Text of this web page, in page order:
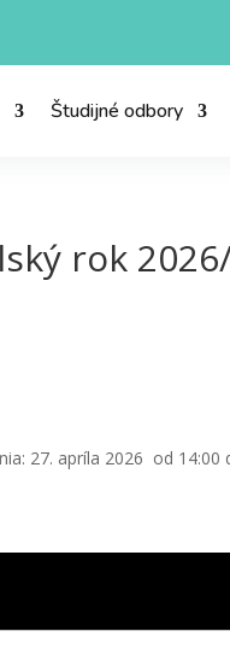
Študijné odbory
rok
27. apríla 2026 od 14:00